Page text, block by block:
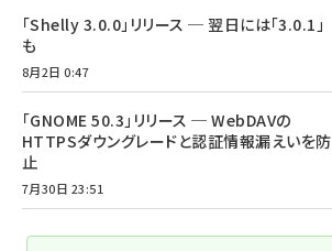
「Shelly 3.0.0」リリース ─ 翌日には「3.0.1」
も
8月2日 0:47
「GNOME 50.3」リリース ─ WebDAVの
HTTPSダウングレードと認証情報漏えいを防
止
7月30日 23:51